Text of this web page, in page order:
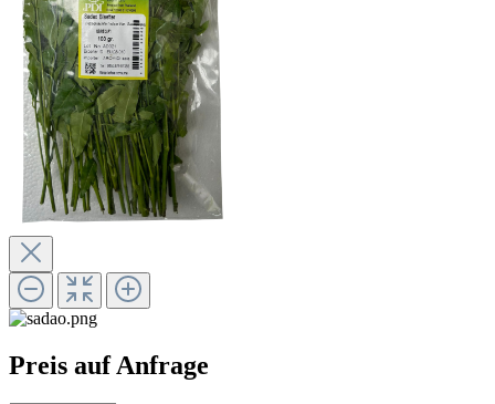
Preis auf Anfrage